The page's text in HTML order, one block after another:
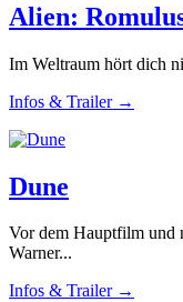
Alien:
Im Weltraum hört dich
Infos & Trailer →
Dune
Vor dem Hauptfilm und
Warner...
Infos & Trailer →